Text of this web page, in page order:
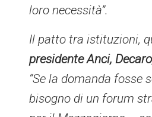
loro necessità”.
Il patto tra istituzioni,
presidente Anci,
“Se la domanda fosse
bisogno di un forum